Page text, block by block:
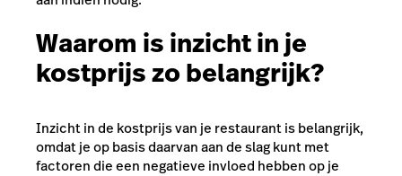
Waarom is inzicht in je
kostprijs zo belangrijk?
Inzicht in de kostprijs van je restaurant is belangrijk,
omdat je op basis daarvan aan de slag kunt met
factoren die een negatieve invloed hebben op je